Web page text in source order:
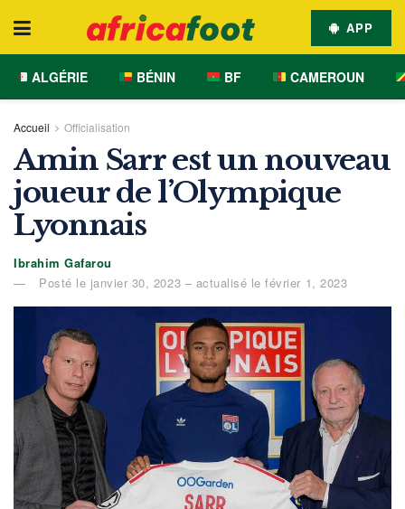
APP
ALGÉRIE BÉNIN BF CAMEROUN
Accueil Officialisation
Amin Sarr est un nouveau
joueur de l’Olympique
Lyonnais
Ibrahim Gafarou
Posté le janvier 30, 2023 – actualisé le février 1, 2023